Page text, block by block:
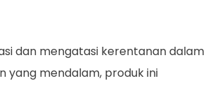
dan mengatasi kerentanan dalam
yang mendalam, produk ini